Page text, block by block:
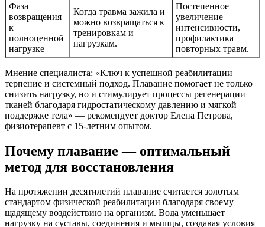
Фаза
возвращения
к
полноценной
нагрузке
Когда травма зажила и
можно возвращаться к
тренировкам и
нагрузкам.
Постепенное
увеличение
интенсивности,
профилактика
повторных травм.
Мнение специалиста: «Ключ к успешной реабилитации —
терпение и системный подход. Плавание помогает не только
снизить нагрузку, но и стимулирует процессы регенерации
тканей благодаря гидростатическому давлению и мягкой
поддержке тела» — рекомендует доктор Елена Петрова,
физиотерапевт с 15-летним опытом.
Почему плавание — оптимальный
метод для восстановления
На протяжении десятилетий плавание считается золотым
стандартом физической реабилитации благодаря своему
щадящему воздействию на организм. Вода уменьшает
нагрузку на суставы, соединения и мышцы, создавая условия